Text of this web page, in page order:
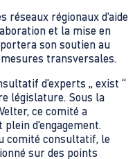
réseaux régionaux d'aide
et la mise en
son soutien au
transversales.
d'experts „ exist “
législature. Sous la
ce comité a
d'engagement.
comité consultatif, le
sur des points